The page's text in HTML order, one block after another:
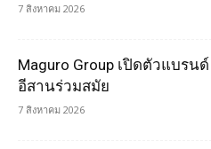
7 สิงหาคม 2026
Maguro Group เปิดตัวแบรน
อีสานร่วมสมัย
7 สิงหาคม 2026